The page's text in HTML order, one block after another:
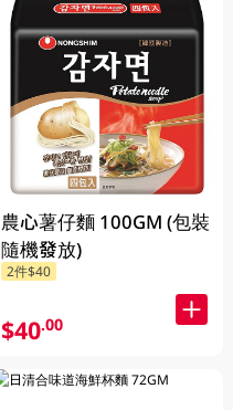
農心薯仔麵 100GM (包裝
隨機發放)
2件$40
$40.00